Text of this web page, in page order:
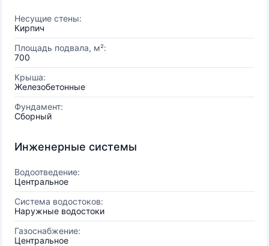
Несущие стены:
Кирпич
Площадь подвала, м²:
700
Крыша:
Железобетонные
Фундамент:
Сборный
Инженерные системы
Водоотведение:
Центральное
Система водостоков:
Наружные водостоки
Газоснабжение:
Центральное